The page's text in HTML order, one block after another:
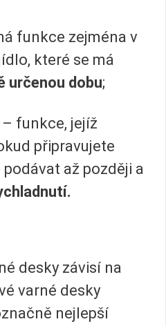
funkce zejména v
které se má
určenou dobu;
– funkce, jejíž
připravujete
až později a
desky závisí na
varné desky
nejlepší